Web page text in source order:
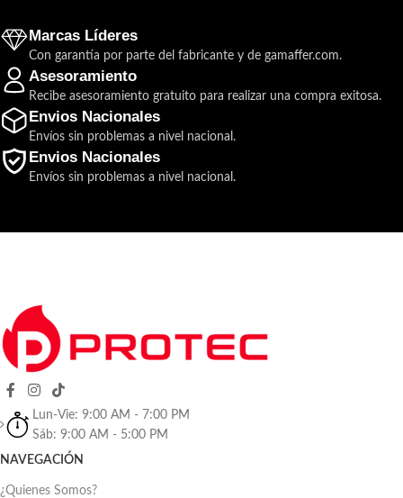
Marcas Líderes
Con garantía por parte del fabricante y de gamaffer.com.
Asesoramiento
Recibe asesoramiento gratuito para realizar una compra exitosa.
Envios Nacionales
Envíos sin problemas a nivel nacional.
Envios Nacionales
Envíos sin problemas a nivel nacional.
Lun-Vie: 9:00 AM - 7:00 PM
Sáb: 9:00 AM - 5:00 PM
NAVEGACIÓN
¿Quienes Somos?